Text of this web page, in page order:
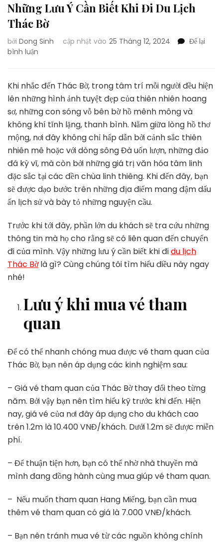
Những Lưu Ý Cần Biết Khi Đi Du Lịch
Thác Bờ
bởi Dong Sinh cập nhật vào 25 Tháng 12, 2024
Để lại
bình luận
Ý
Cần
Biết
Khi
Đi
Du
Lịch
Thác
Bờ
Khi nhắc đến Thác Bờ, trong tâm trí mỗi người đều hiện
lên những hình ảnh tuyệt đẹp của thiên nhiên hoang
sơ, những con sóng vỗ bên bờ hồ mênh mông và
không khí tĩnh lặng, thanh bình. Nằm giữa lòng hồ thơ
mộng, nơi đây không chỉ hấp dẫn bởi cảnh sắc thiên
nhiên mê hoặc với dòng sông Đà uốn lượn, những đảo
đá kỳ vĩ, mà còn bởi những giá trị văn hóa tâm linh
đặc sắc tại các đền chùa linh thiêng. Khi đến đây, bạn
sẽ được dạo bước trên những địa điểm mang đậm dấu
ấn lịch sử và bày tỏ những nguyện cầu.
Trước khi tới đây, phần lớn du khách sẽ tra cứu những
thông tin mà họ cho rằng sẽ có liên quan đến chuyến
đi của mình. Vậy những lưu ý cần biết khi đidu lịch
Thác Bờlà gì? Cùng chúng tôi tìm hiểu điều này ngay
nhé!
Lưu ý khi mua vé tham
quan
Để có thể nhanh chóng mua được vé tham quan của
Thác Bờ, bạn nên áp dụng các kinh nghiệm sau:
– Giá vé tham quan của Thác Bờ thay đổi theo từng
năm. Bởi vậy bạn nên tìm hiểu kỹ trước khi đến. Hiện
nay, giá vé của nơi đây áp dụng cho du khách cao
trên 1.2m là 10.400 VNĐ/khách. Dưới 1.2m sẽ được miễn
phí.
– Để thuận tiện hơn, bạn có thể nhờ nhà thuyền mà
mình đang đồng hành cùng mua giúp vé tham quan.
– Nếu muốn tham quan Hang Miếng, bạn cần mua
thêm vé tham quan có giá là 7.000 VNĐ/khách.
– Bạn nên tránh mua vé từ các nguồn không chính